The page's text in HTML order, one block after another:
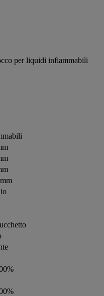
per liquidi infiammabili